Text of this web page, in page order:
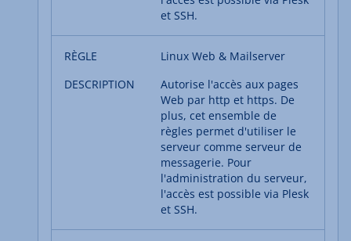
et SSH.
Linux Web & Mailserver
Autorise l'accès aux pages
Web par http et https. De
plus, cet ensemble de
règles permet d'utiliser le
serveur comme serveur de
messagerie. Pour
l'administration du serveur,
l'accès est possible via Plesk
et SSH.